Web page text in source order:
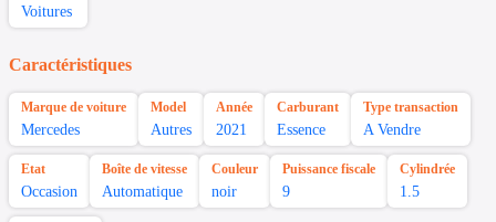
Voitures
Caractéristiques
Marque de voiture
Mercedes
Model
Autres
Année
2021
Carburant
Essence
Type transaction
A Vendre
Etat
Occasion
Boîte de vitesse
Automatique
Couleur
noir
Puissance fiscale
9
Cylindrée
1.5